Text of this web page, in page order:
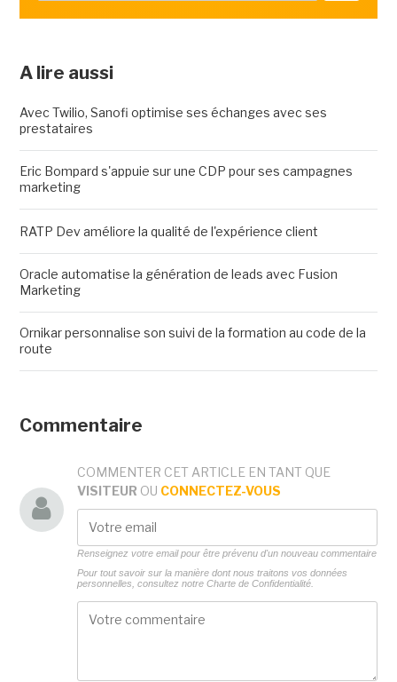
A lire aussi
Avec Twilio, Sanofi optimise ses échanges avec ses
prestataires
Eric Bompard s'appuie sur une CDP pour ses campagnes
marketing
RATP Dev améliore la qualité de l'expérience client
Oracle automatise la génération de leads avec Fusion
Marketing
Ornikar personnalise son suivi de la formation au code de la
route
Commentaire
COMMENTER CET ARTICLE EN TANT QUE
VISITEUR OU CONNECTEZ-VOUS
Renseignez votre email pour être prévenu d'un nouveau commentaire
Pour tout savoir sur la manière dont nous traitons vos données
personnelles, consultez notre Charte de Confidentialité.